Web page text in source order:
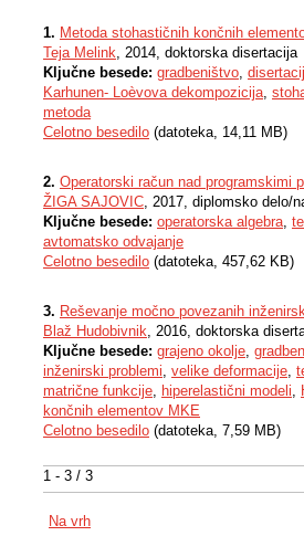
1 - 3 / 3
1. Metoda stohastičnih končnih
Teja Melink, 2014, doktorska disertacija
Ključne besede: gradbeništvo,
Karhunen- Loèvova dekompozicija,
metoda
Celotno besedilo (datoteka, 14,11 MB)
2. Operatorski račun nad programskimi
ŽIGA SAJOVIC, 2017, diplomsko delo/
Ključne besede: operatorska algebra,
avtomatsko odvajanje
Celotno besedilo (datoteka, 457,62 KB)
3. Reševanje močno povezanih
Blaž Hudobivnik, 2016, doktorska
Ključne besede: grajeno okolje,
inženirski problemi, velike deformacije,
matrične funkcije, hiperelastični modeli,
končnih elementov MKE
Celotno besedilo (datoteka, 7,59 MB)
Na vrh